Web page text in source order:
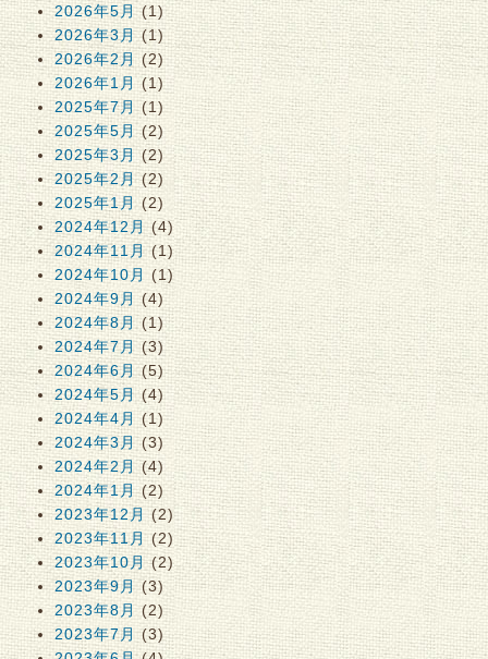
2026年5月(1)
2026年3月(1)
2026年2月(2)
2026年1月(1)
2025年7月 (1)
2025年5月(2)
2025年3月(2)
2025年2月(2)
2025年1月(2)
2024年12月(4)
2024年11月(1)
2024年10月 (1)
2024年9月 (4)
2024年8月 (1)
2024年7月(3)
2024年6月(5)
2024年5月 (4)
2024年4月 (1)
2024年3月(3)
2024年2月(4)
2024年1月(2)
2023年12月 (2)
2023年11月(2)
2023年10月(2)
2023年9月(3)
2023年8月(2)
2023年7月 (3)